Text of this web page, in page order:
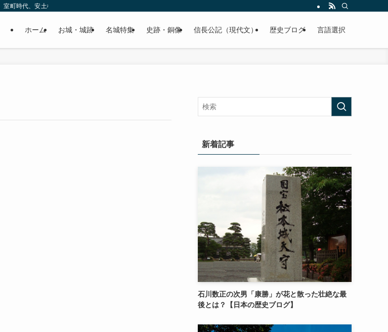
町時代、安土桃山時代（戦国時代）、江戸時代と幅広くご紹介致します。
ホーム お城・城跡 名城特集 史跡・銅像 信長公記（現代文） 歴史ブログ 言語選択
新着記事
石川数正の次男「康勝」が花と散った壮絶な最
後とは？【日本の歴史ブログ】